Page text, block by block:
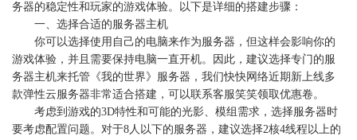
务器的稳定性和玩家的游戏体验。以下是详细的搭建步骤：
一、选择合适的服务器主机
你可以选择使用自己的电脑来作为服务器，但这样会影响你的
游戏体验，并且需要保持电脑一直开机。因此，建议选择专门的服
务器主机来托管《我的世界》服务器，我们快快网络近期新上线多
款弹性云服务器非常适合搭建，可以联系客服笑笑领取优惠卷。
考虑到游戏的3D特性和可能的光影、模组需求，选择服务器时
要考虑配置问题。对于8人以下的服务器，建议选择2核4线程以上的